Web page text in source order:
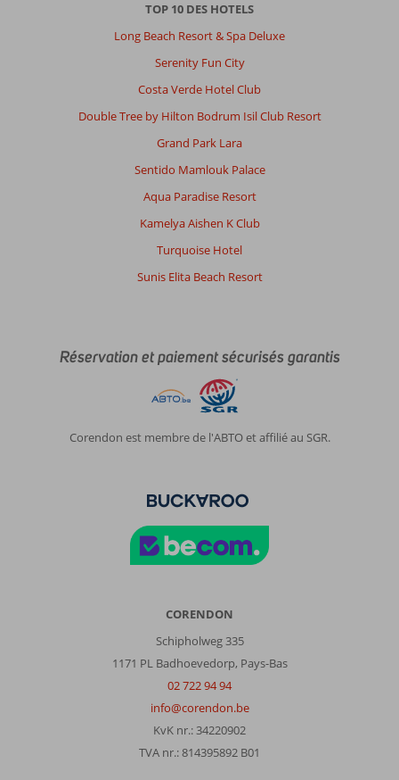
TOP 10 DES HOTELS
Long Beach Resort & Spa Deluxe
Serenity Fun City
Costa Verde Hotel Club
Double Tree by Hilton Bodrum Isil Club Resort
Grand Park Lara
Sentido Mamlouk Palace
Aqua Paradise Resort
Kamelya Aishen K Club
Turquoise Hotel
Sunis Elita Beach Resort
Réservation et paiement sécurisés garantis
Corendon est membre de l'ABTO et affilié au SGR.
CORENDON
Schipholweg 335
1171 PL Badhoevedorp, Pays-Bas
02 722 94 94
info@corendon.be
KvK nr.: 34220902
TVA nr.: 814395892 B01